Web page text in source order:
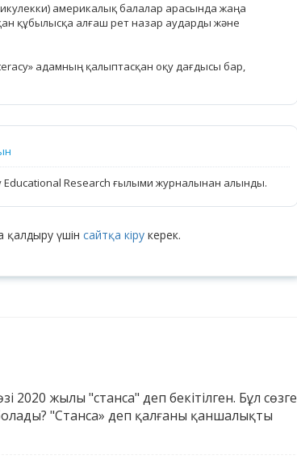
америкалық балалар арасында жаңа
құбылысқа алғаш рет назар аударды және
адамның қалыптасқан оқу дағдысы бар,
Educational Research ғылыми журналынан алынды.
қалдыру үшінсайтқа кіру керек.
2020 жылы "станса" деп бекітілген. Бұл сөзге
"Станса» деп қалғаны қаншалықты